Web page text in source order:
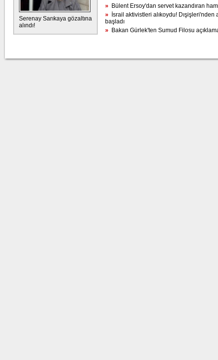
Serenay Sarıkaya gözaltına
alındı!
» Bülent Ersoy'dan servet kazandıran
» İsrail aktivistleri alıkoydu! Dışişleri'nden
başladı
» Bakan Gürlek'ten Sumud Filosu